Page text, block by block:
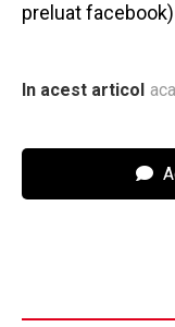
preluat facebook)
In acest articol